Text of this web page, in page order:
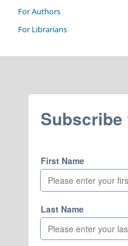
For Authors
For Librarians